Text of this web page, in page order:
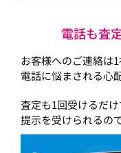
電話も査
お客様へのご連絡は
電話に悩まされる心
査定も1回受けるだ
提示を受けられるの